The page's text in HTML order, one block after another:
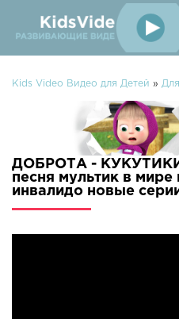
Kids Video Видео для Детей »
ДОБРОТА -
песня мультик в
инвалидо новые